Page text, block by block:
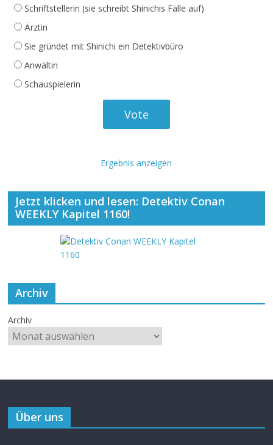
Schriftstellerin (sie schreibt Shinichis Fälle auf)
Ärztin
Sie gründet mit Shinichi ein Detektivbüro
Anwältin
Schauspielerin
Ergebnis anzeigen
Jetzt klicken und lesen: Detektiv Conan
WEEKLY Kapitel 1160!
Archiv
Archiv
Über uns